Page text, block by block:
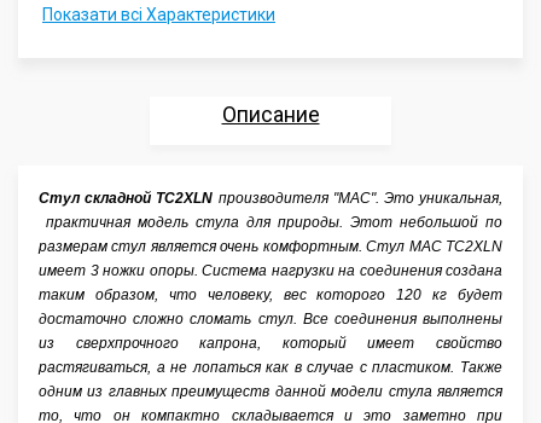
Показати всі Характеристики
Описание
Отзывы
Аксессуары
Стул складной TC2XLN производителя "MAC". Это уникальная,
практичная модель стула для природы. Этот небольшой по
размерам стул является очень комфортным. Стул MAC TC2XLN
имеет 3 ножки опоры. Система нагрузки на соединения создана
таким образом, что человеку, вес которого 120 кг будет
достаточно сложно сломать стул. Все соединения выполнены
из сверхпрочного капрона, который имеет свойство
растягиваться, а не лопаться как в случае с пластиком. Также
одним из главных преимуществ данной модели стула является
то, что он компактно складывается и это заметно при